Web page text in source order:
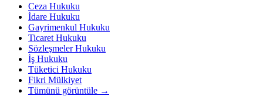
Ceza Hukuku
İdare Hukuku
Gayrimenkul Hukuku
Ticaret Hukuku
Sözleşmeler Hukuku
İş Hukuku
Tüketici Hukuku
Fikri Mülkiyet
Tümünü görüntüle →